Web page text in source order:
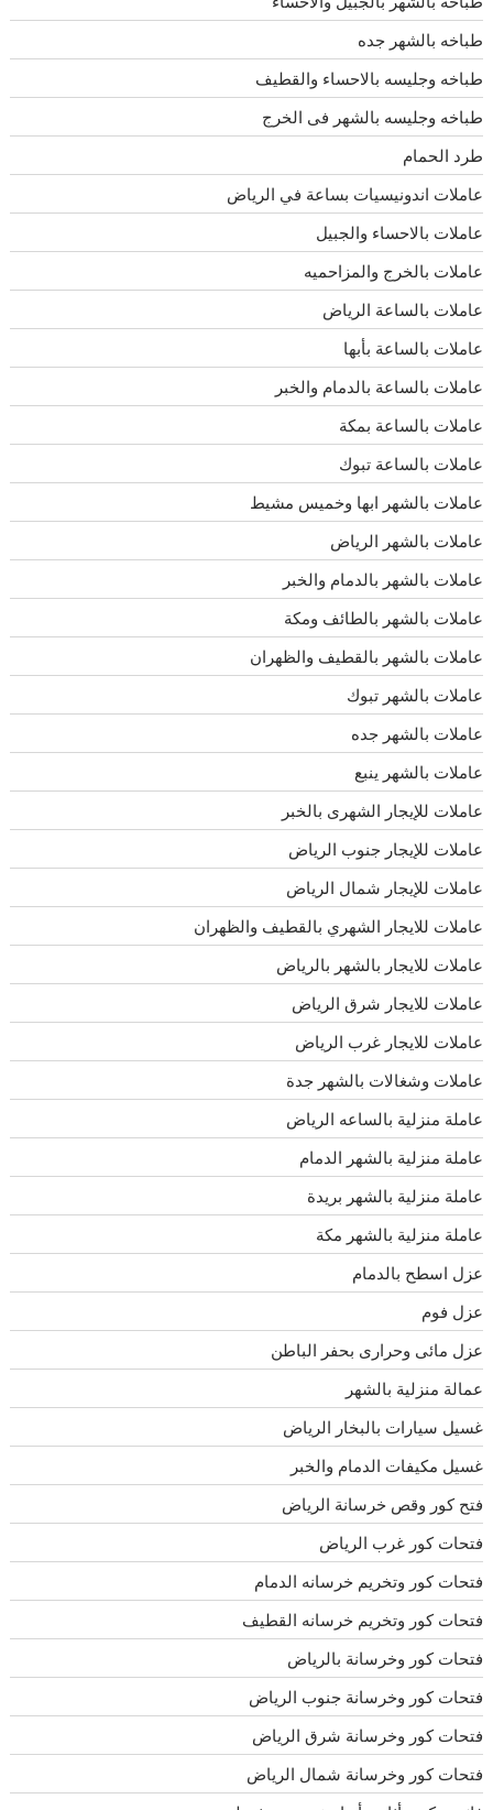
طباخه بالشهر جده
طباخه وجليسه بالاحساء والقطيف
طباخه وجليسه بالشهر فى الخرج
طرد الحمام
عاملات اندونيسيات بساعة في الرياض
عاملات بالاحساء والجبيل
عاملات بالخرج والمزاحميه
عاملات بالساعة الرياض
عاملات بالساعة بأبها
عاملات بالساعة بالدمام والخبر
عاملات بالساعة بمكة
عاملات بالساعة تبوك
عاملات بالشهر ابها وخميس مشيط
عاملات بالشهر الرياض
عاملات بالشهر بالدمام والخبر
عاملات بالشهر بالطائف ومكة
عاملات بالشهر بالقطيف والظهران
عاملات بالشهر تبوك
عاملات بالشهر جده
عاملات بالشهر ينبع
عاملات للإيجار الشهرى بالخبر
عاملات للإيجار جنوب الرياض
عاملات للإيجار شمال الرياض
عاملات للايجار الشهري بالقطيف والظهران
عاملات للايجار بالشهر بالرياض
عاملات للايجار شرق الرياض
عاملات للايجار غرب الرياض
عاملات وشغالات بالشهر جدة
عاملة منزلية بالساعه الرياض
عاملة منزلية بالشهر الدمام
عاملة منزلية بالشهر بريدة
عاملة منزلية بالشهر مكة
عزل اسطح بالدمام
عزل فوم
عزل مائى وحرارى بحفر الباطن
عمالة منزلية بالشهر
غسيل سيارات بالبخار الرياض
غسيل مكيفات الدمام والخبر
فتح كور وقص خرسانة الرياض
فتحات كور غرب الرياض
فتحات كور وتخريم خرسانه الدمام
فتحات كور وتخريم خرسانه القطيف
فتحات كور وخرسانة بالرياض
فتحات كور وخرسانة جنوب الرياض
فتحات كور وخرسانة شرق الرياض
فتحات كور وخرسانة شمال الرياض